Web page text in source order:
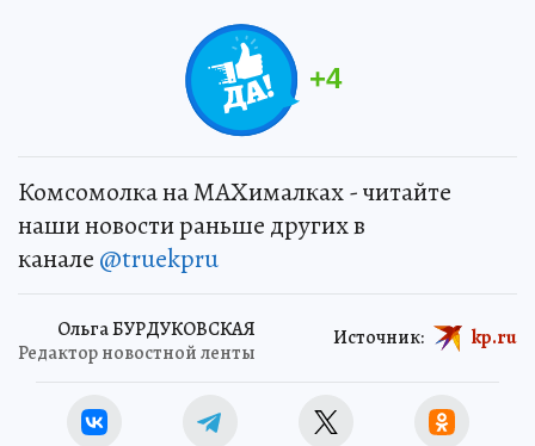
+4
Комсомолка на MAXималках - читайте
наши новости раньше других в
канале @truekpru
Ольга БУРДУКОВСКАЯ
Редактор новостной ленты
Источник: kp.ru